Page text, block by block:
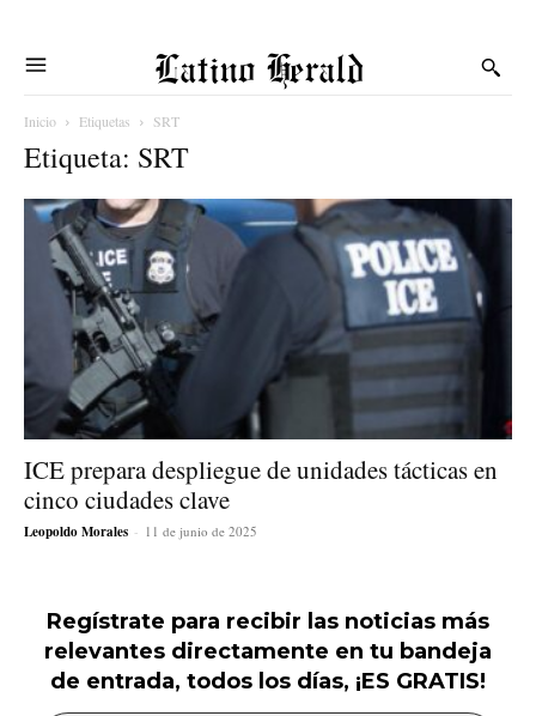
Latino Herald
Inicio Etiquetas SRT
Etiqueta: SRT
ICE prepara despliegue de unidades tácticas en
cinco ciudades clave
Leopoldo Morales - 11 de junio de 2025
Regístrate para recibir las noticias más
relevantes directamente en tu bandeja
de entrada, todos los días, ¡ES GRATIS!